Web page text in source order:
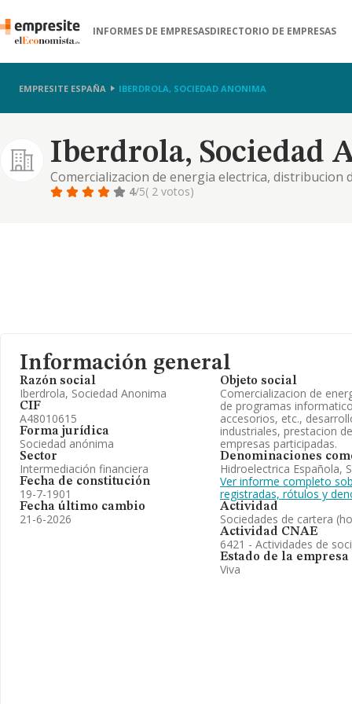
INFORMES DE EMPRESASDIRECTORIO DE EMPRESAS
EMPRESITE ESPAÑA IBERDROLA, SOCIEDAD ANONIMA
Iberdrola, Sociedad
Comercializacion de energia electrica,
accesorios, etc., desarrollo de empresas
4/5( 2 votos)
Información general
Razón social
Iberdrola, Sociedad Anonima
CIF
A48010615
Forma jurídica
Sociedad anónima
Sector
Intermediación financiera
Fecha de constitución
19-7-1901
Fecha último cambio
21-6-2026
Objeto social
Comercializacion de
de programas
accesorios, etc.,
industriales, prestacion
empresas participadas.
Denominaciones
Hidroelectrica Española,
Ver informe completo
registradas, rótulos y
Actividad
Sociedades de cartera
Actividad CNAE
6421 - Actividades de
Estado de la empresa
Viva